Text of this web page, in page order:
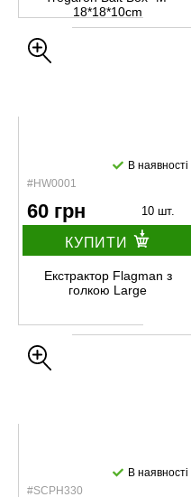
18*18*10cm
#HW0001
В наявності
60 грн 10 шт.
КУПИТИ
Екстрактор Flagman з
голкою Large
#SCPH330
В наявності